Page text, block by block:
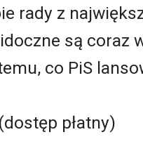
rady z
są coraz
co PiS
(dostęp płatny)